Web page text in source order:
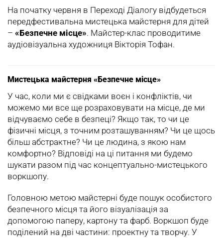
На початку червня в Переході Діалогу відбудеться
передфестивальна мистецька майстерня для дітей
– «Безпечне місце». Майстер-клас проводитиме
аудіовізуальна художниця Вікторія Тофан.
Мистецька майстерня «Безпечне місце»
У час, коли ми є свідками воєн і конфліктів, чи
можемо ми все ще розраховувати на місце, де ми
відчуваємо себе в безпеці? Якщо так, то чи це
фізичні місця, з точним розташуванням? Чи це щось
більш абстрактне? Чи це людина, з якою нам
комфортно? Відповіді на ці питання ми будемо
шукати разом під час концептуально-мистецького
воркшопу.
Головною метою майстерні буде пошук особистого
безпечного місця та його візуалізація за
допомогою паперу, картону та фарб. Воркшоп буде
поділений на дві частини: проектну та творчу. У